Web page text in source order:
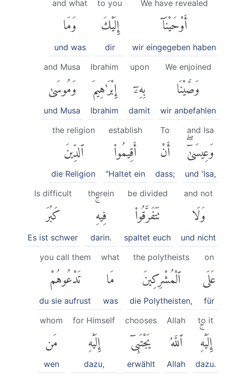
We have revealed
أَوْحَيْنَآ
wir eingegeben haben
to you
إِلَيْكَ
dir
and what
وَمَا
und was
We enjoined
وَصَّيْنَا
wir anbefahlen
upon
بِهِۦٓ
damit
Ibrahim
إِبْرَٰهِيمَ
Ibrahim
and Musa
وَمُوسَىٰ
und Musa
and Isa
وَعِيسَىٰٓۖ
und 'Isa,
To
أَنْ
dass;
establish
أَقِيمُوا۟
"Haltet ein
the religion
ٱلدِّينَ
die Religion
and not
وَلَا
und nicht
be divided
تَتَفَرَّقُوا۟
spaltet euch
therein
فِيهِۚ
darin.
Is difficult
كَبُرَ
Es ist schwer
on
عَلَى
für
the polytheists
ٱلْمُشْرِكِينَ
die Polytheisten,
what
مَا
was
you call them
تَدْعُوهُمْ
du sie aufrust
to it
إِلَيْهِۚ
dazu.
Allah
ٱللَّهُ
Allah
chooses
يَجْتَبِىٓ
erwählt
for Himself
إِلَيْهِ
dazu,
whom
مَن
wen